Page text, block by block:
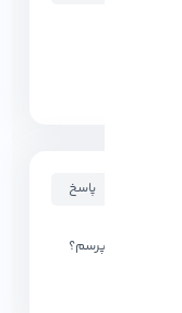
پاسخ
میتونم بپرسم؟